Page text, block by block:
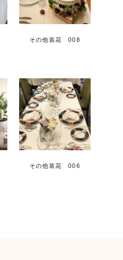
その他装花 008
その他装花 006